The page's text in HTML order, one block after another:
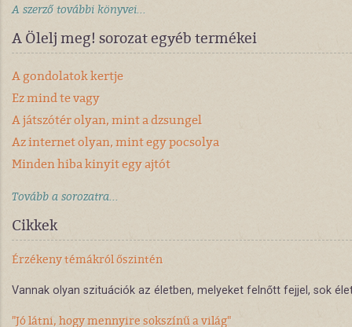
A szerző további könyvei...
A Ölelj meg! sorozat egyéb termékei
A gondolatok kertje
Ez mind te vagy
A játszótér olyan, mint a dzsungel
Az internet olyan, mint egy pocsolya
Minden hiba kinyit egy ajtót
Tovább a sorozatra...
Cikkek
Érzékeny témákról őszintén
Vannak olyan szituációk az életben, melyeket felnőtt fejjel, sok
"Jó látni, hogy mennyire sokszínű a világ"